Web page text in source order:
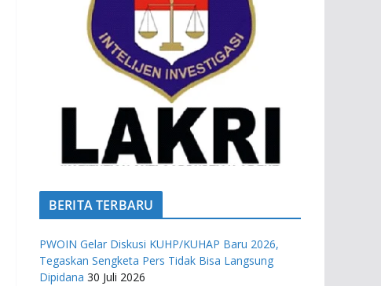
BERITA TERBARU
PWOIN Gelar Diskusi KUHP/KUHAP Baru 2026,
Tegaskan Sengketa Pers Tidak Bisa Langsung
Dipidana 30 Juli 2026